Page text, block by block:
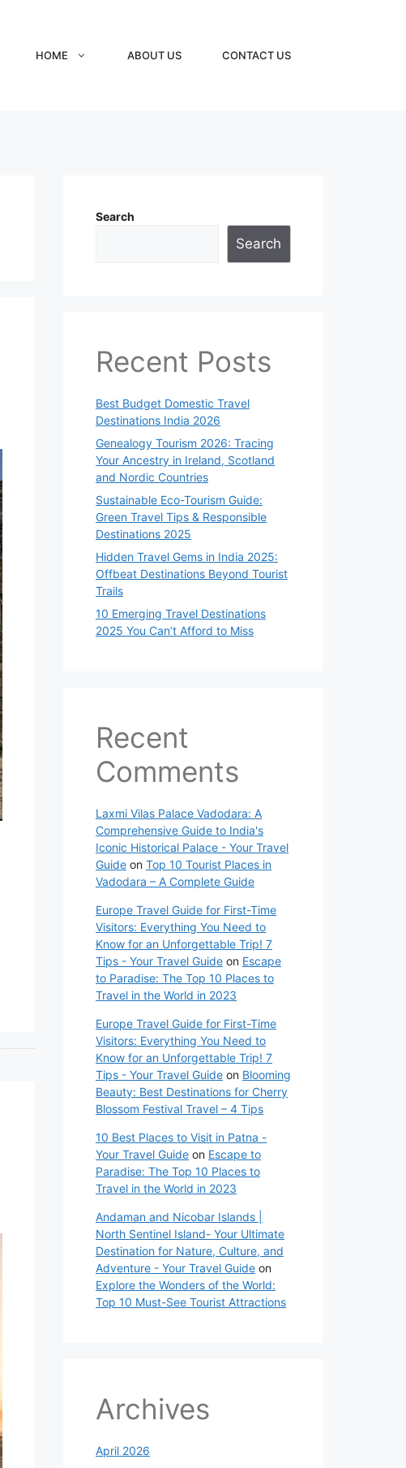
HOME ABOUT US CONTACT US
Search
Search
Recent Posts
Best Budget Domestic Travel
Destinations India 2026
Genealogy Tourism 2026: Tracing
Your Ancestry in Ireland, Scotland
and Nordic Countries
Sustainable Eco-Tourism Guide:
Green Travel Tips & Responsible
Destinations 2025
Hidden Travel Gems in India 2025:
Offbeat Destinations Beyond Tourist
Trails
10 Emerging Travel Destinations
2025 You Can’t Afford to Miss
Recent
Comments
Laxmi Vilas Palace Vadodara: A
Comprehensive Guide to India's
Iconic Historical Palace - Your Travel
Guide on Top 10 Tourist Places in
Vadodara – A Complete Guide
Europe Travel Guide for First-Time
Visitors: Everything You Need to
Know for an Unforgettable Trip! 7
Tips - Your Travel Guide on Escape
to Paradise: The Top 10 Places to
Travel in the World in 2023
Europe Travel Guide for First-Time
Visitors: Everything You Need to
Know for an Unforgettable Trip! 7
Tips - Your Travel Guide on Blooming
Beauty: Best Destinations for Cherry
Blossom Festival Travel – 4 Tips
10 Best Places to Visit in Patna -
Your Travel Guide on Escape to
Paradise: The Top 10 Places to
Travel in the World in 2023
Andaman and Nicobar Islands |
North Sentinel Island- Your Ultimate
Destination for Nature, Culture, and
Adventure - Your Travel Guide on
Explore the Wonders of the World:
Top 10 Must-See Tourist Attractions
Archives
April 2026